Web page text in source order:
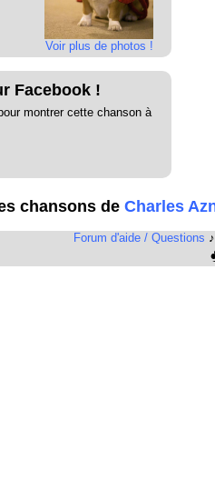
Voir plus de photos !
Facebook !
montrer cette chanson à
chansons de Charles
Forum d'aide / Questions